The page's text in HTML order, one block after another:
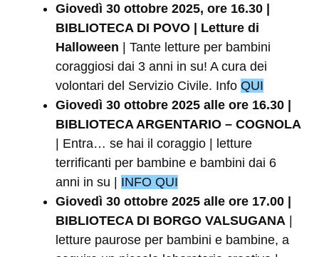
Giovedì 30 ottobre 2025, ore 16.30 |
BIBLIOTECA DI POVO | Letture di
Halloween | Tante letture per bambini
coraggiosi dai 3 anni in su! A cura dei
volontari del Servizio Civile. Info QUI
Giovedì 30 ottobre 2025 alle ore 16.30 |
BIBLIOTECA ARGENTARIO – COGNOLA
| Entra… se hai il coraggio | letture
terrificanti per bambine e bambini dai 6
anni in su | INFO QUI
Giovedì 30 ottobre 2025 alle ore 17.00 |
BIBLIOTECA DI BORGO VALSUGANA
letture paurose per bambini e bambine, a